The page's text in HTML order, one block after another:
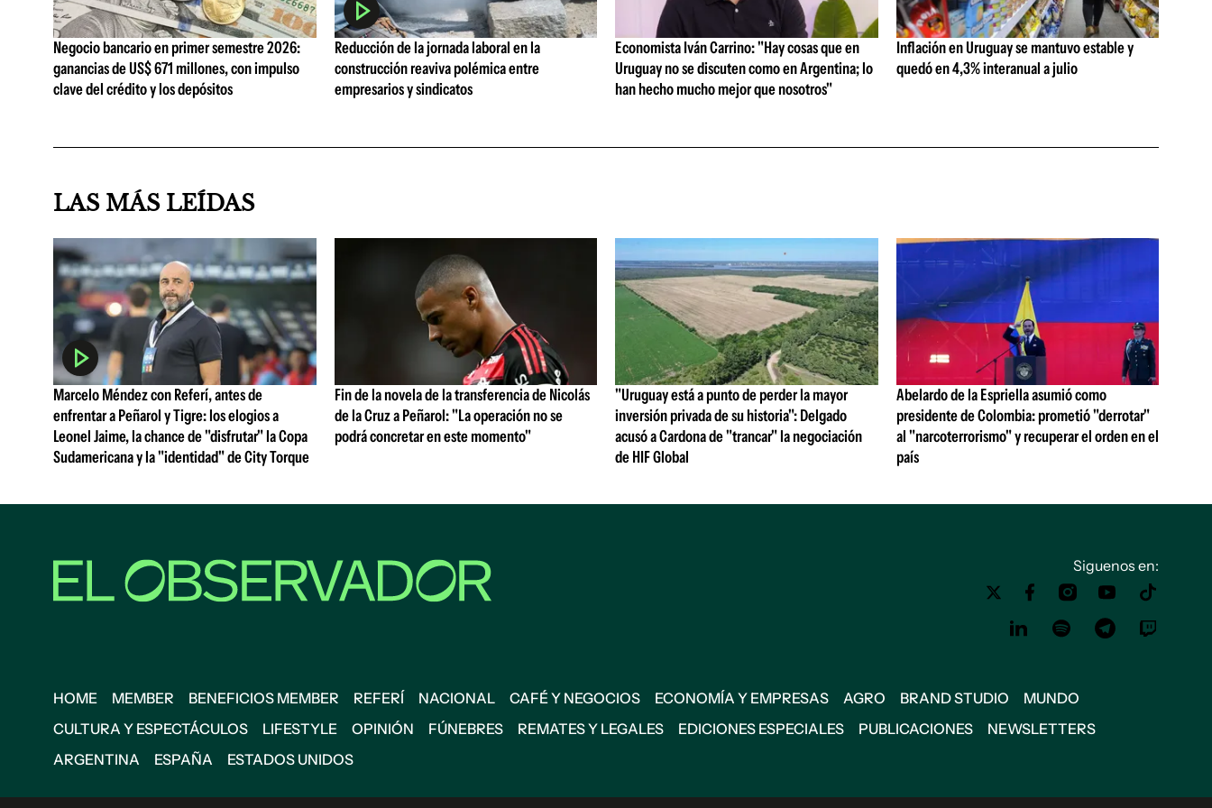
Negocio bancario en primer semestre 2026:
ganancias de US$ 671 millones, con impulso
clave del crédito y los depósitos
Reducción de la jornada laboral en la
construcción reaviva polémica entre
empresarios y sindicatos
Economista Iván Carrino: "Hay cosas que en
Uruguay no se discuten como en Argentina; lo
han hecho mucho mejor que nosotros"
Inflación en Uruguay se mantuvo estable y
quedó en 4,3% interanual a julio
LAS MÁS LEÍDAS
Marcelo Méndez con Referí, antes de
enfrentar a Peñarol y Tigre: los elogios a
Leonel Jaime, la chance de "disfrutar" la Copa
Sudamericana y la "identidad" de City Torque
Fin de la novela de la transferencia de Nicolás
de la Cruz a Peñarol: "La operación no se
podrá concretar en este momento"
"Uruguay está a punto de perder la mayor
inversión privada de su historia": Delgado
acusó a Cardona de "trancar" la negociación
de HIF Global
Abelardo de la Espriella asumió como
presidente de Colombia: prometió "derrotar"
al "narcoterrorismo" y recuperar el orden en el
país
Siguenos en:
HOME MEMBER BENEFICIOS MEMBER REFERÍ NACIONAL CAFÉ Y NEGOCIOS ECONOMÍA Y EMPRESAS AGRO BRAND STUDIO
MUNDO
CULTURA Y ESPECTÁCULOS
LIFESTYLE OPINIÓN FÚNEBRES REMATES Y LEGALES EDICIONES ESPECIALES PUBLICACIONES
NEWSLETTERS
ARGENTINA
ESPAÑA ESTADOS UNIDOS